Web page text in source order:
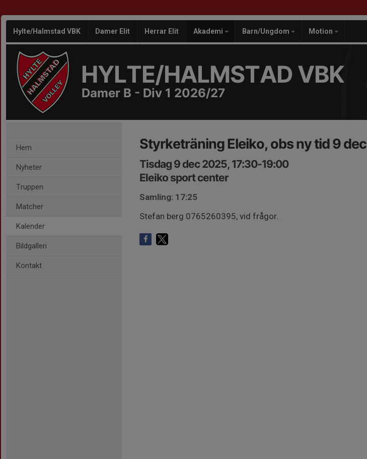
Hylte/Halmstad VBK Damer Elit Herrar Elit Akademi Barn/Ungdom Motion
HYLTE/HALMSTAD VBK
Damer B - Div 1 2026/27
Hem
Nyheter
Truppen
Matcher
Kalender
Bildgalleri
Kontakt
Styrketräning Eleiko, obs ny tid 9 dec
Tisdag 9 dec 2025, 17:30-19:00
Eleiko sport center
Samling: 17:25
Stefan berg 0765260395, vid frågor.